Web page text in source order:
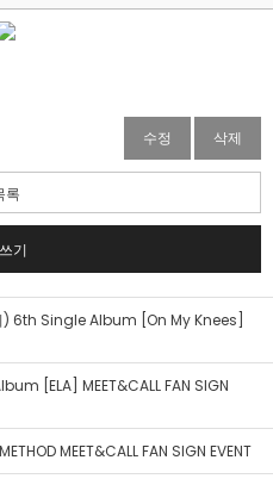
수정 삭제
록
기
) 6th Single Album [On My Knees]
[ELA] MEET&CALL FAN SIGN
MEET&CALL FAN SIGN EVENT